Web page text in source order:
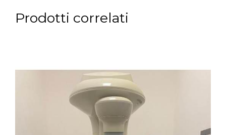
Prodotti correlati